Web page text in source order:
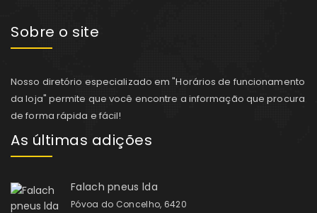
Sobre o site
Nosso diretório especializado em "Horários de funcionamento
da loja" permite que você encontre a informação que procura
de forma rápida e fácil!
As últimas adições
Falach pneus lda
Póvoa do Concelho, 6420